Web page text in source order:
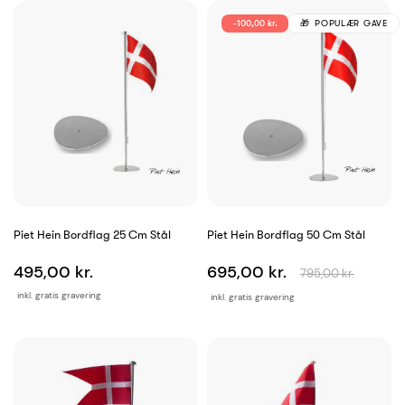
Piet Hein Bordflag 25 Cm Stål
inkl. gratis gravering
495,00 kr.
Piet Hein Bordflag 50 Cm Stål
inkl. gratis gravering
695,00 kr. 795,00 kr.
-100,00 kr. POPULÆR GAVE